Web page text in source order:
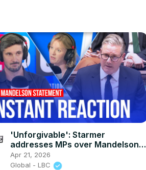
'Unforgivable': Starmer
addresses MPs over Mandelson's
failed vetting
Apr 21, 2026
Global - LBC